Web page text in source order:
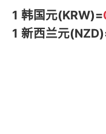
1 韩国元(KRW)=
1 新西兰元